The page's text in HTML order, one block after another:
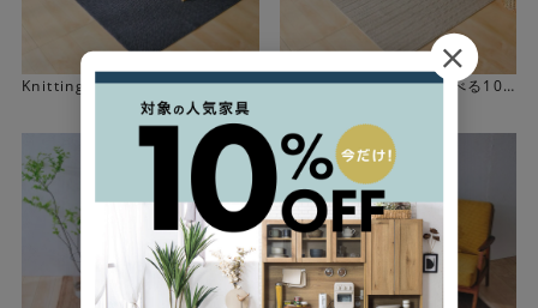
1962年創業の老舗が作るラグ
掘田カーペットは日本最大のカーペット産地である大阪
で、敷き込みカーペットを中心にウィルトンカーペットを
製造しているメーカーです。5つ星ホテルや官公庁、住宅な
どで使われる敷き込みカーペットのメーカーとして多くの
Knittingラグ NAVY(選べる10サ
Knittingラグ IVORY(選べる10